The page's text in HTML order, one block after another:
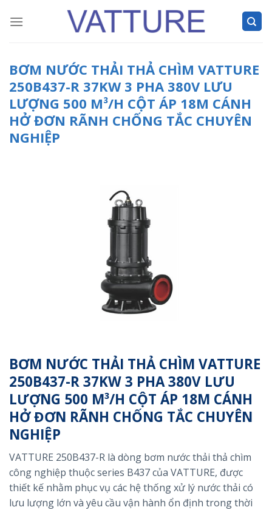
BƠM NƯỚC THẢI THẢ CHÌM VATTURE
250B437-R 37KW 3 PHA 380V LƯU
LƯỢNG 500 M³/H CỘT ÁP 18M CÁNH
HỞ ĐƠN RÃNH CHỐNG TẮC CHUYÊN
NGHIỆP
BƠM NƯỚC THẢI THẢ CHÌM VATTURE
250B437-R 37KW 3 PHA 380V LƯU
LƯỢNG 500 M³/H CỘT ÁP 18M CÁNH
HỞ ĐƠN RÃNH CHỐNG TẮC CHUYÊN
NGHIỆP
VATTURE 250B437-R là dòng bơm nước thải thả chìm
công nghiệp thuộc series B437 của VATTURE, được
thiết kế nhằm phục vụ các hệ thống xử lý nước thải có
lưu lượng lớn và yêu cầu vận hành ổn định trong thời